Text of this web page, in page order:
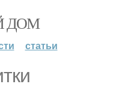
ДОМ
статьи